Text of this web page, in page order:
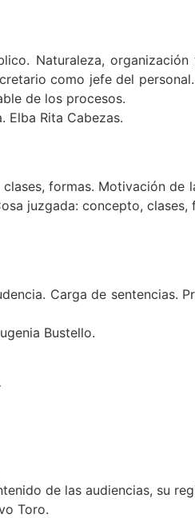
Naturaleza,
como jefe del
de los procesos.
Elba Rita Cabezas.
formas. Motivación
juzgada: concepto,
Carga de sentencias.
Bustello.
de las audiencias, su
Toro.